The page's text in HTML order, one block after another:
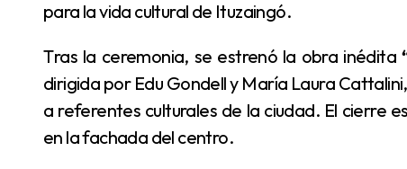
para la vida cultural de Ituzaingó.
Tras la ceremonia, se estrenó la obra inédita
dirigida por Edu Gondell y María Laura
a referentes culturales de la ciudad. El cierre
en la fachada del centro.